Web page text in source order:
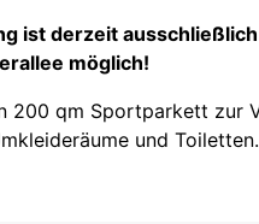
ist derzeit
möglich!
200 qm Sportparkett zur
und Toiletten.